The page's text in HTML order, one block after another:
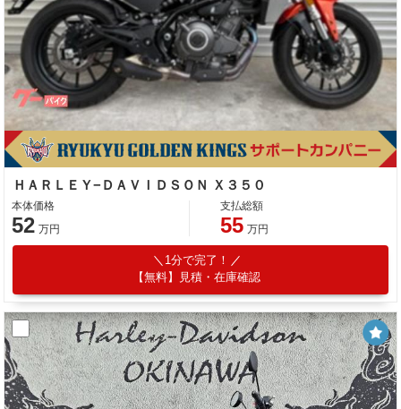
ＨＡＲＬＥＹ−ＤＡＶＩＤＳＯＮ Ｘ３５０
本体価格
52 万円
支払総額
55 万円
1分で完了！
【無料】見積・在庫確認